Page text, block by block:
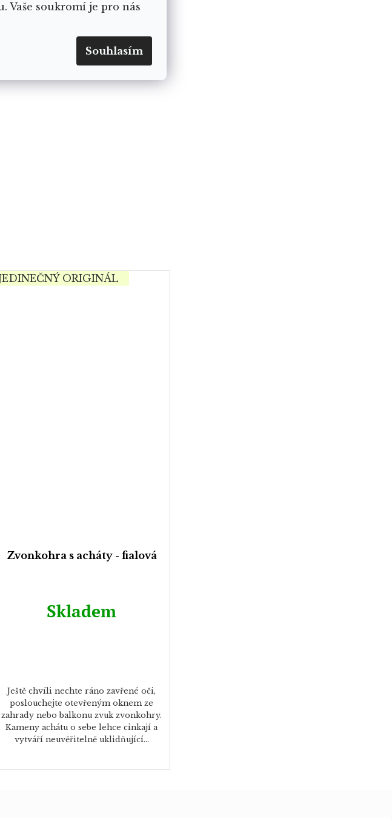
Vaše soukromí je pro nás
Souhlasím
ORIGINÁL
Zvonkohra s acháty - fialová
Skladem
Ještě chvíli nechte ráno zavřené oči,
poslouchejte otevřeným oknem ze
zahrady nebo balkonu zvuk zvonkohry.
Kameny achátu o sebe lehce cinkají a
vytváří neuvěřitelně uklidňující...